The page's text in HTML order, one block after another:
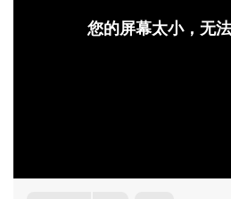
您的屏幕太小，无